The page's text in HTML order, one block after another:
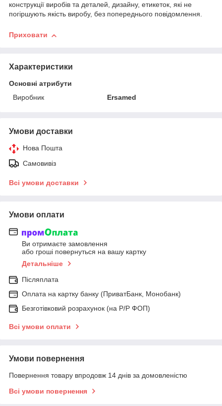
конструкції виробів та деталей, дизайну, етикеток, які не
погіршують якість виробу, без попереднього повідомлення.
Приховати
Характеристики
Основні атрибути
Виробник
Ersamed
Умови доставки
Нова Пошта
Самовивіз
Всі умови доставки
Умови оплати
Ви отримаєте замовлення
або гроші повернуться на вашу картку
Детальніше
Післяплата
Оплата на картку банку (ПриватБанк, Монобанк)
Безготівковий розрахунок (на Р/Р ФОП)
Всі умови оплати
Умови повернення
Повернення товару впродовж 14 днів за домовленістю
Всі умови повернення